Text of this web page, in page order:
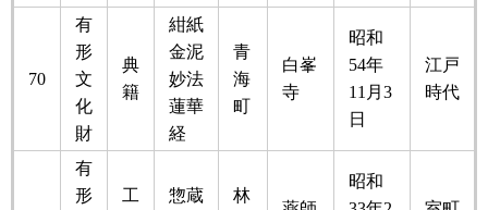
70
有
形
文
化
財
典
籍
紺紙
金泥
妙法
蓮華
経
青
海
町
白峯
寺
昭和
54年
11月3
日
江戸
時代
有
形
工
惣蔵
林
昭和